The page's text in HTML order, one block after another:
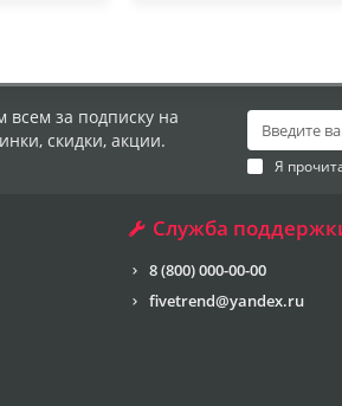
всем за подписку на
скидки, акции.
Я
Служба
8 (800) 000-00-00
fivetrend@yandex.ru